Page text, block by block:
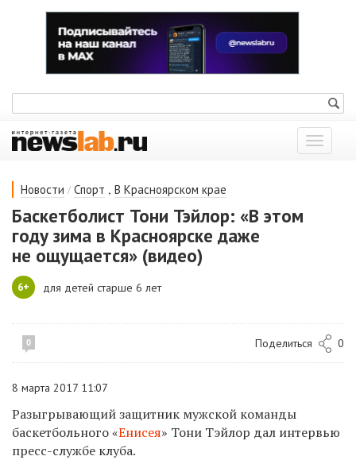
Показать
меню
Новости / Спорт , В Красноярском крае
Баскетболист Тони Тэйлор: «В этом
году зима в Красноярске даже
не ощущается» (видео)
6+ для детей старше 6 лет
0 Поделиться 0
8 марта 2017 11:07
Разыгрывающий защитник мужской команды
баскетбольного «Енисея» Тони Тэйлор дал интервью
пресс-службе клуба.